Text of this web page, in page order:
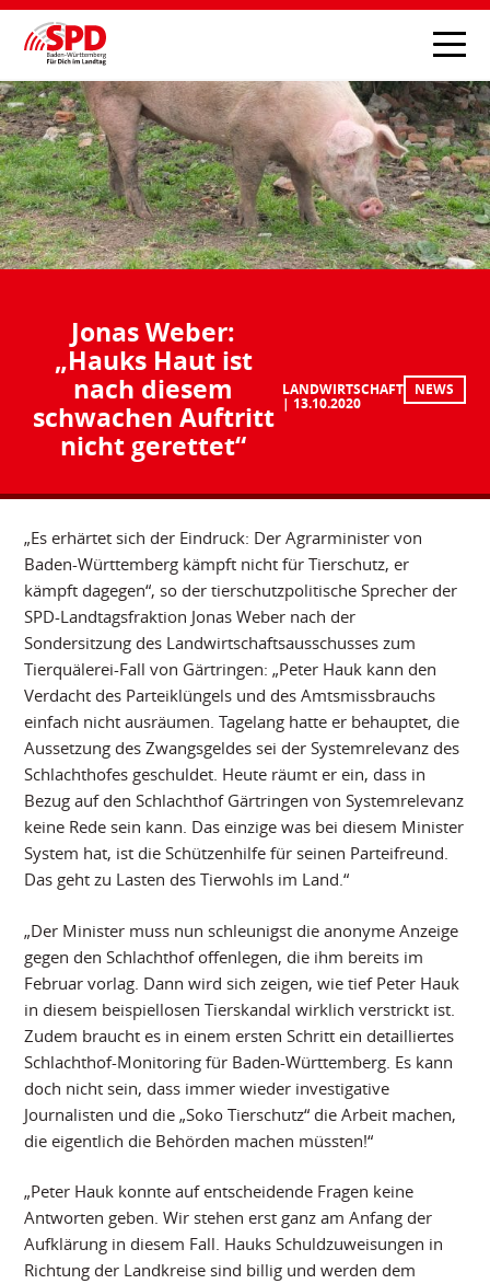
Jonas Weber:
„Hauks Haut ist
nach diesem
schwachen Auftritt
nicht gerettet“
LANDWIRTSCHAFT
13.10.2020
NEWS
„Es erhärtet sich der Eindruck: Der Agrarminister von
Baden-Württemberg kämpft nicht für Tierschutz, er
kämpft dagegen“, so der tierschutzpolitische Sprecher der
SPD-Landtagsfraktion Jonas Weber nach der
Sondersitzung des Landwirtschaftsausschusses zum
Tierquälerei-Fall von Gärtringen: „Peter Hauk kann den
Verdacht des Parteiklüngels und des Amtsmissbrauchs
einfach nicht ausräumen. Tagelang hatte er behauptet, die
Aussetzung des Zwangsgeldes sei der Systemrelevanz des
Schlachthofes geschuldet. Heute räumt er ein, dass in
Bezug auf den Schlachthof Gärtringen von Systemrelevanz
keine Rede sein kann. Das einzige was bei diesem Minister
System hat, ist die Schützenhilfe für seinen Parteifreund.
Das geht zu Lasten des Tierwohls im Land.“
„Der Minister muss nun schleunigst die anonyme Anzeige
gegen den Schlachthof offenlegen, die ihm bereits im
Februar vorlag. Dann wird sich zeigen, wie tief Peter Hauk
in diesem beispiellosen Tierskandal wirklich verstrickt ist.
Zudem braucht es in einem ersten Schritt ein detailliertes
Schlachthof-Monitoring für Baden-Württemberg. Es kann
doch nicht sein, dass immer wieder investigative
Journalisten und die „Soko Tierschutz“ die Arbeit machen,
die eigentlich die Behörden machen müssten!“
„Peter Hauk konnte auf entscheidende Fragen keine
Antworten geben. Wir stehen erst ganz am Anfang der
Aufklärung in diesem Fall. Hauks Schuldzuweisungen in
Richtung der Landkreise sind billig und werden dem